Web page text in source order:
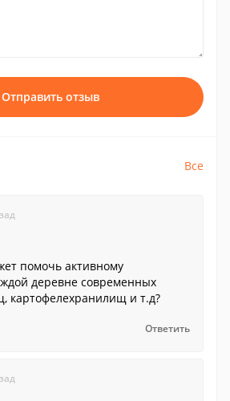
Отправить отзыв
Все
помочь активному
деревне современных
картофелехранилищ и т.д?
Ответить